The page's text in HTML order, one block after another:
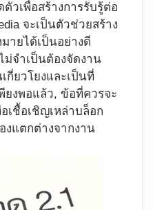
วเพื่อสร้างการรับรู้ต่อ
จะเป็นตัวช่วยสร้าง
ายได้เป็นอย่างดี
ม่จำเป็นต้องจัดงาน
ยวโยงและเป็นที่
ยงพอแล้ว, ข้อที่ควรจะ
เชื้อเชิญเหล่าบล็อก
งแตกต่างจากงาน